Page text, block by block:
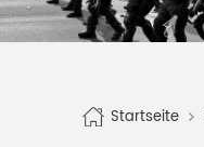
Startseite